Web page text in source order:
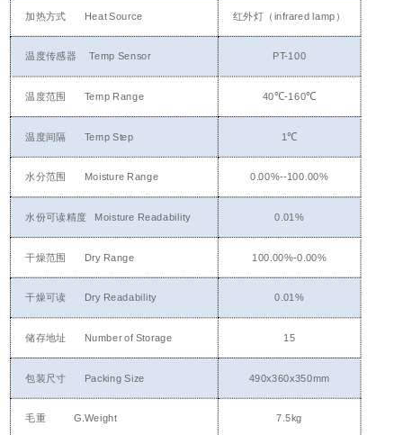
加热方式 Heat Source 红外灯（ infrared lamp ）
温度传感器 Temp Sensor PT-100
温度范围 Temp Range 40℃-160℃
温度间隔 Temp Step 1℃
水分范围 Moisture Range 0.00%--100.00%
水份可读精度 Moisture Readability 0.01%
干燥范围 Dry Range 100.00%-0.00%
干燥可读 Dry Readability 0.01%
储存地址 Number of Storage 15
包装尺寸 Packing Size 490x360x350mm
毛重 G.Weight 7.5kg